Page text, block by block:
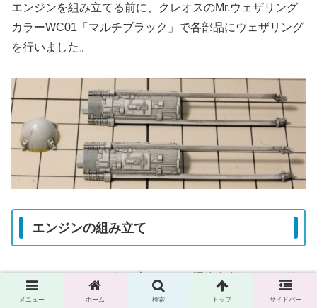
エンジンを組み立てる前に、クレオスのMr.ウェザリング
カラーWC01「マルチブラック」で各部品にウェザリング
を行いました。
エンジンの組み立て
いよいよエンジンを組み立てます。胴体左右のウィングの
先端からは、エンジンにつながる配線が出ています。
メニュー ホーム 検索 トップ サイドバー